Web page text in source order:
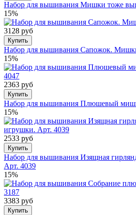
Набор для вышивания Мишки тоже
15%
3128 руб
Купить
Набор для вышивания Сапожок.
15%
2363 руб
Купить
Набор для вышивания Плюшевый
15%
2533 руб
Купить
Набор для вышивания Изящная
Арт. 4039
15%
3383 руб
Купить